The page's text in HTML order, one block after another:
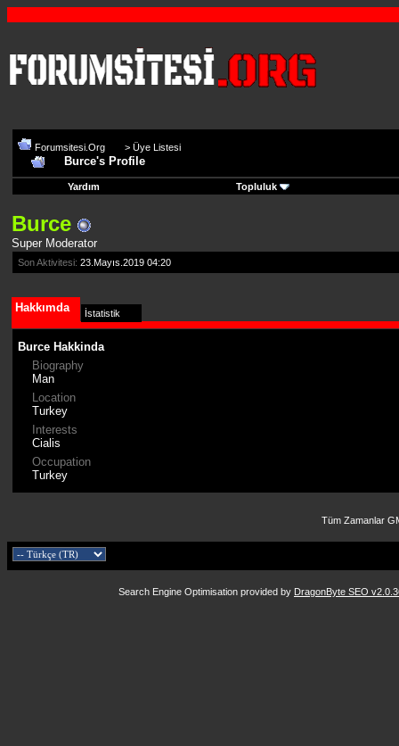
Forumsitesi.Org > Üye Listesi
Burce's Profile
Yardım Topluluk
Burce
Super Moderator
Son Aktivitesi: 23.Mayıs.2019 04:20
Hakkımda İstatistik
Burce Hakkinda
Biography
Man
Location
Turkey
Interests
Cialis
Occupation
Turkey
Tüm Zamanlar
Search Engine Optimisation provided by DragonByte SEO